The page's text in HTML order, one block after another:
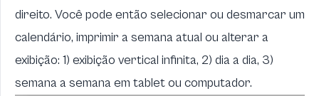
direito. Você pode então selecionar ou desmarcar um
calendário, imprimir a semana atual ou alterar a
exibição: 1) exibição vertical infinita, 2) dia a dia, 3)
semana a semana em tablet ou computador.